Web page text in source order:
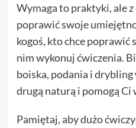
Wymaga to praktyki, ale z
poprawić swoje
kogoś, kto chce poprawić
nim wykonuj ćwiczenia.
boiska, podania i drybling
drugą naturą i pomogą Ci
Pamiętaj, aby dużo